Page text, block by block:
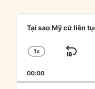
Audio
Player
Tại sao Mỹ cứ liên
CHANGE
RATE
1X
00:00